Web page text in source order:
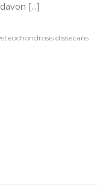
[…]
dissecans,